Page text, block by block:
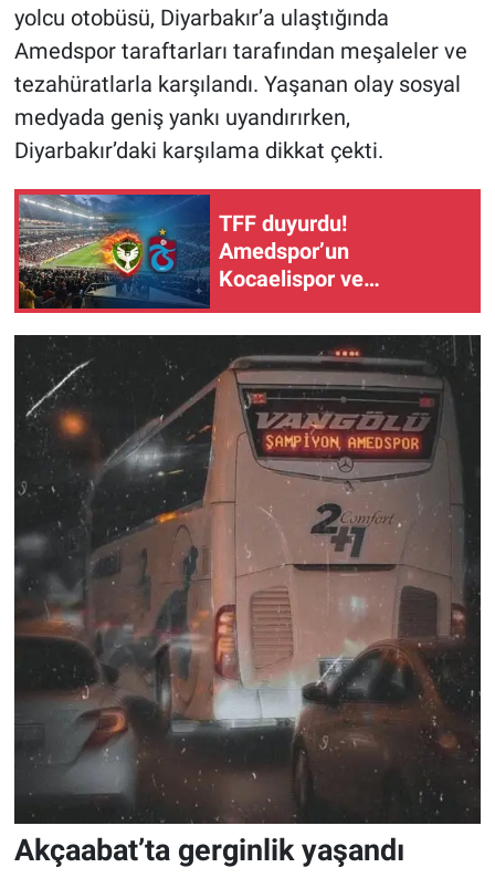
yolcu otobüsü, Diyarbakır’a ulaştığında
Amedspor taraftarları tarafından meşaleler ve
tezahüratlarla karşılandı. Yaşanan olay sosyal
medyada geniş yankı uyandırırken,
Diyarbakır’daki karşılama dikkat çekti.
TFF duyurdu!
Amedspor’un
Kocaelispor ve
Trabzonspor maç
takvimi belli oldu
Akçaabat’ta gerginlik yaşandı